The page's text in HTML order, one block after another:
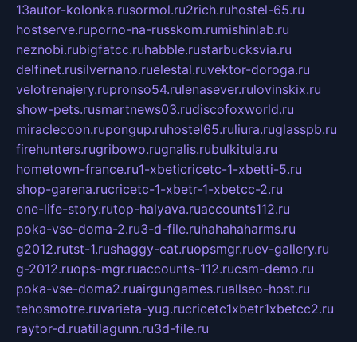
13autor-kolonka.rusormol.ru2rich.ruhostel-65.ru
hostserve.ruporno-na-russkom.rumishinlab.ru
neznobi.rubigfatcc.ruhabble.rustarbucksvia.ru
delfinet.rusilvernano.ruelestal.ruvektor-doroga.ru
velotrenajery.rupronso54.rulenasever.rulovinskix.ru
show-pets.rusmartnews03.rudiscofoxworld.ru
miraclecoon.rupongup.ruhostel65.ruliura.ruglasspb.ru
firehunters.rugribowo.rugnalis.rubulkitula.ru
hometown-france.ru1-xbeticricetc-1-xbetti-5.ru
shop-garena.rucricetc-1-xbetr-1-xbetcc-2.ru
one-life-story.rutop-halyava.ruaccounts112.ru
poka-vse-doma-2.ru3-d-file.ruhahahaharms.ru
g2012.rutst-1.rushaggy-cat.ruopsmgr.ruev-gallery.ru
g-2012.ruops-mgr.ruaccounts-112.rucsm-demo.ru
poka-vse-doma2.ruairgungames.ruallseo-host.ru
tehosmotre.ruvarieta-yug.rucricetc1xbetr1xbetcc2.ru
raytor-d.ruatillagunn.ru3d-file.ru